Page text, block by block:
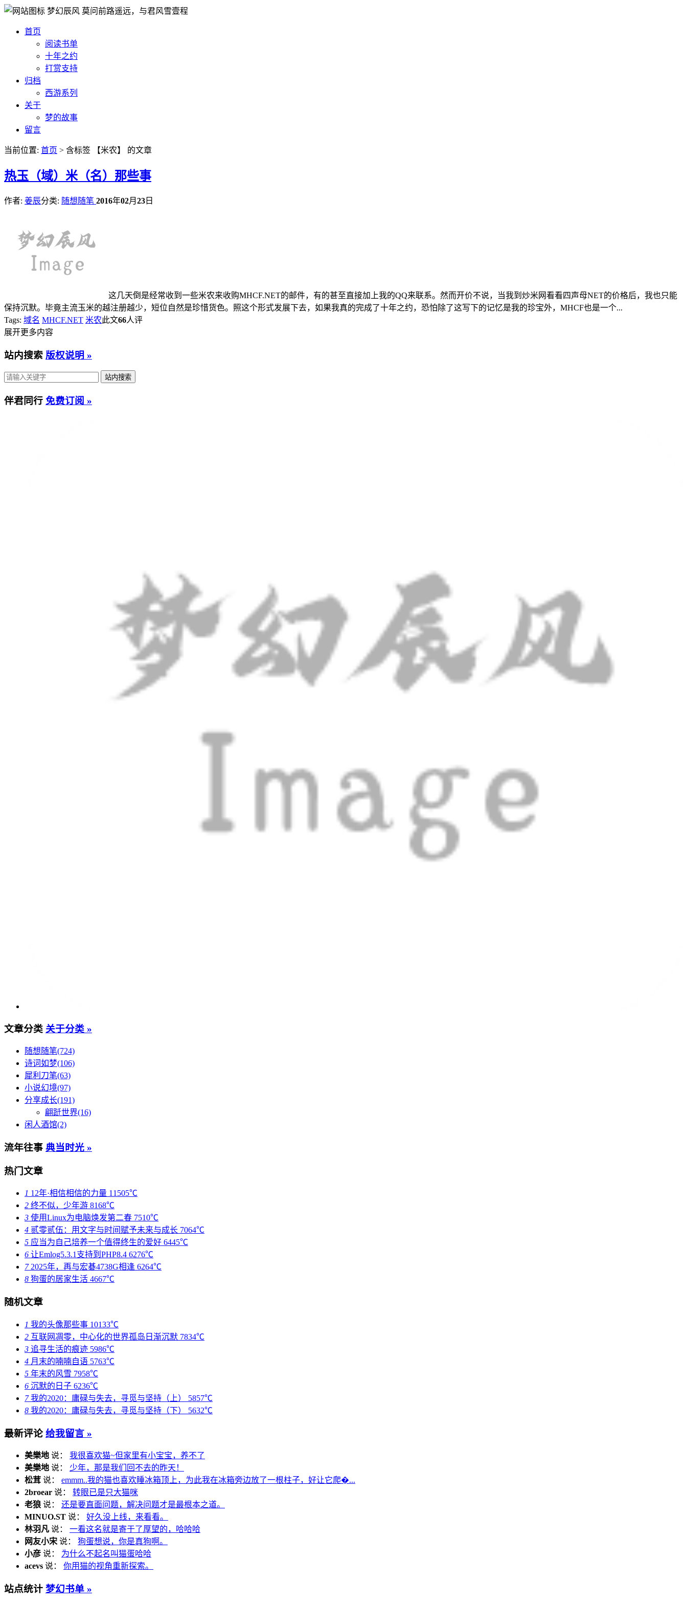
梦幻辰风 莫问前路遥远，与君风雪壹程
首页
阅读书单
十年之约
打赏支持
归档
西游系列
关于
梦的故事
留言
当前位置: 首页 > 含标签 【米农】 的文章
热玉（域）米（名）那些事
作者: 姜辰分类: 随想随笔 2016年02月 23 日
这几天倒是经常收到一些米农来收购MHCF.NET的邮件，有的甚至直接加上我的QQ来联系。然而开价不说，当我到炒米网看看四声母NET的价格后，我也只能
保持沉默。毕竟主流玉米的越注册越少，短位自然是珍惜货色。照这个形式发展下去，如果我真的完成了十年之约，恐怕除了这写下的记忆是我的珍宝外，MHCF也是一个...
Tags: 域名 MHCF.NET 米农此文66人评
展开更多内容
站内搜索 版权说明 »
伴君同行 免费订阅 »
文章分类 关于分类 »
随想随笔(724)
诗词如梦(106)
犀利刀笔(63)
小说幻境(97)
分享成长(191)
翩跹世界(16)
闲人酒馆(2)
流年往事 典当时光 »
热门文章
1 12年·相信相信的力量 11505℃
2 终不似，少年游 8168℃
3 使用Linux为电脑焕发第二春 7510℃
4 贰零贰伍：用文字与时间赋予未来与成长 7064℃
5 应当为自己培养一个值得终生的爱好 6445℃
6 让Emlog5.3.1支持到PHP8.4 6276℃
72025年，再与宏碁4738G相逢 6264℃
8 狗蛋的居家生活 4667℃
随机文章
1 我的头像那些事 10133℃
2 互联网凋零，中心化的世界孤岛日渐沉默 7834℃
3 追寻生活的痕迹 5986℃
4 月末的喃喃自语 5763℃
5 年末的风雪 7958℃
6 沉默的日子 6236℃
7我的2020：庸碌与失去，寻觅与坚持（上） 5857℃
8 我的2020：庸碌与失去，寻觅与坚持（下） 5632℃
最新评论 给我留言 »
美樂地 说： 我很喜欢猫~但家里有小宝宝，养不了
美樂地 说： 少年，那是我们回不去的昨天！
松茸 说： emmm..我的猫也喜欢睡冰箱顶上，为此我在冰箱旁边放了一根柱子，好让它爬�...
2broear 说： 转眼已是只大猫咪
老狼 说： 还是要直面问题，解决问题才是最根本之道。
MINUO.ST 说： 好久没上线，来看看。
林羽凡 说： 一看这名就是寄于了厚望的，哈哈哈
网友小宋 说： 狗蛋想说，你是真狗啊。
小彦 说： 为什么不起名叫猫蛋哈哈
acevs 说： 你用猫的视角重新探索。
站点统计 梦幻书单 »